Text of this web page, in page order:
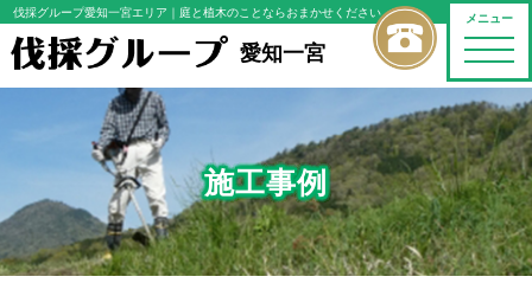
メニュー
toggle
伐採グループ愛知一宮エリア ｜庭と植木のことならおまかせください
愛知一宮
施工事例